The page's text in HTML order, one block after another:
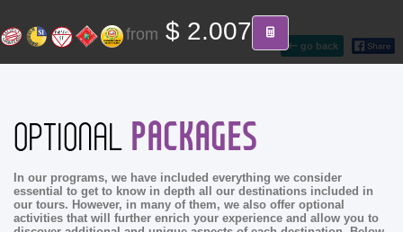
go back
from $ 2.007
OPTIONAL PACKAGES
In our programs, we have included everything we consider
essential to get to know in depth all our destinations included in
our tours. However, in many of them, we also offer optional
activities that will further enrich your experience and allow you to